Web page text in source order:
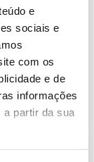
e
sociais e
com os
e de
informações
a partir da sua
com